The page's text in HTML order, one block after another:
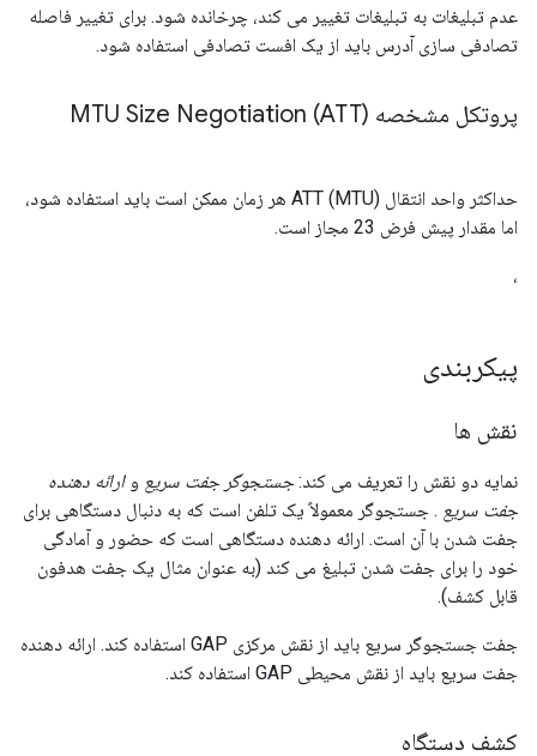
عدم تبلیغات به تبلیغات تغییر می کند، چرخانده شود. برای تغییر فاصله
تصادفی سازی آدرس باید از یک افست تصادفی استفاده شود.
پروتکل مشخصه (ATT) MTU Size Negotiation
حداکثر واحد انتقال (MTU) ATT هر زمان ممکن است باید استفاده شود،
اما مقدار پیش فرض 23 مجاز است.
،
پیکربندی
نقش ها
نمایه دو نقش را تعریف می کند: جستجوگر جفت سریع وارائه دهنده
جفت سریع . جستجوگر معمولاً یک تلفن است که به دنبال دستگاهی برای
جفت شدن با آن است. ارائه دهنده دستگاهی است که حضور و آمادگی
خود را برای جفت شدن تبلیغ می کند (به عنوان مثال یک جفت هدفون
قابل کشف).
جفت جستجوگر سریع باید از نقش مرکزی GAP استفاده کند. ارائه دهنده
جفت سریع باید از نقش محیطی GAP استفاده کند.
کشف دستگاه